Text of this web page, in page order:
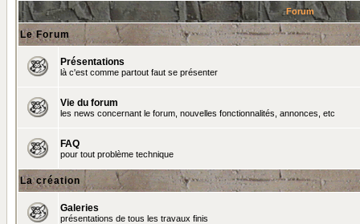
Forum
Le Forum
Présentations
là c'est comme partout faut se présenter
Vie du forum
les news concernant le forum, nouvelles fonctionnalités, annonces, etc
FAQ
pour tout problème technique
La création
Galeries
présentations de tous les travaux finis